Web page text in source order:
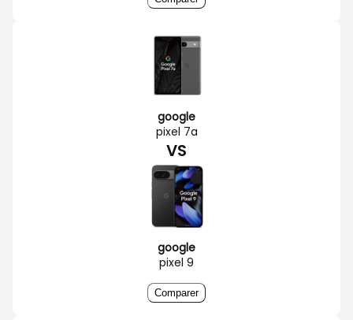
google
pixel 7a
VS
google
pixel 9
Comparer